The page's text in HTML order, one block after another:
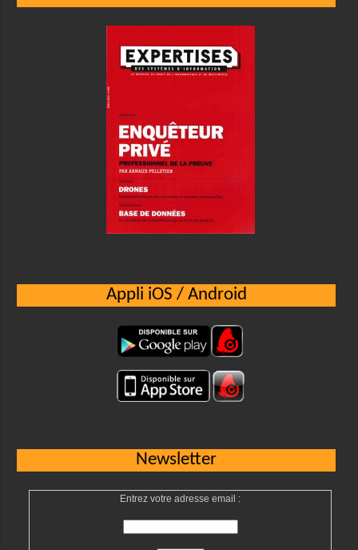
Appli iOS / Android
Newsletter
Entrez votre adresse email :